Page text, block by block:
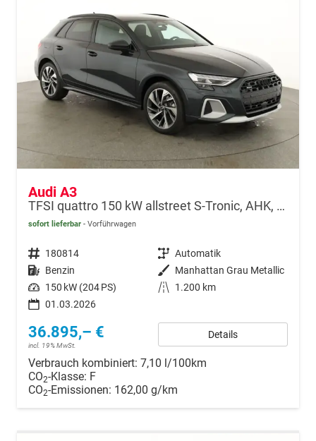
Audi A3
TFSI quattro 150 kW allstreet S-Tronic, AHK, Navi, 18-Zoll, 5-J. Garantie
sofort lieferbar Vorführwagen
Fahrzeugnr. 180814 Getriebe Automatik
Kraftstoff Benzin Außenfarbe Manhattan Grau Metallic
Leistung 150 kW (204 PS) Kilometerstand
1.200 km
01.03.2026
36.895,– €
incl. 19% MwSt.
Details
Verbrauch kombiniert: 7,10 l/100km
CO2-Klasse: F
CO2-Emissionen: 162,00 g/km